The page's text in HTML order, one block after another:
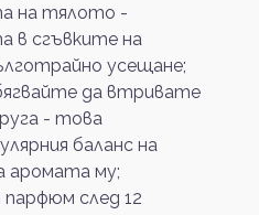
на тялото -
в сгъвките на
усещане;
да втривате
- това
баланс на
аромата му;
след 12